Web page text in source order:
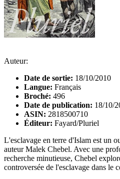
Auteur:
Date de sortie: 18/10/2010
Langue: Français
Broché: 496
Date de publication: 18/10/
ASIN: 2818500710
Éditeur: Fayard/Pluriel
L'esclavage en terre d'Islam est un
auteur Malek Chebel. Avec une
recherche minutieuse, Chebel
controversée de l'esclavage dans le